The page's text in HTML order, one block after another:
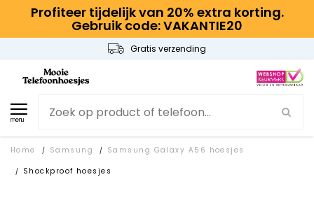
Profiteer tijdelijk van 20% extra korting.
Gebruik code: VAKANTIE20
Gratis verzending
menu
Home / Samsung / Samsung Galaxy A56 hoesjes
/ Shockproof hoesjes